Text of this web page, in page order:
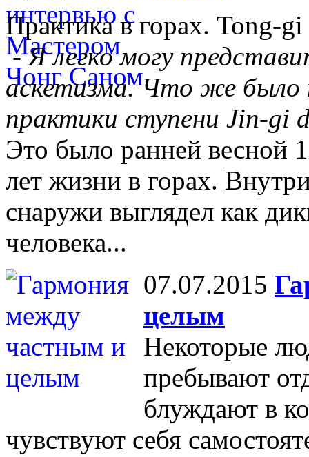
Практика в горах. Tong-
- Я легко могу
аскетизма. Что же было
практики ступени Jin-gi
Это было ранней весной
лет жизни в горах.
снаружи выглядел как
человека...
07.07.2015
целым
Некоторые
пребывают
блуждают в
чувствуют себя